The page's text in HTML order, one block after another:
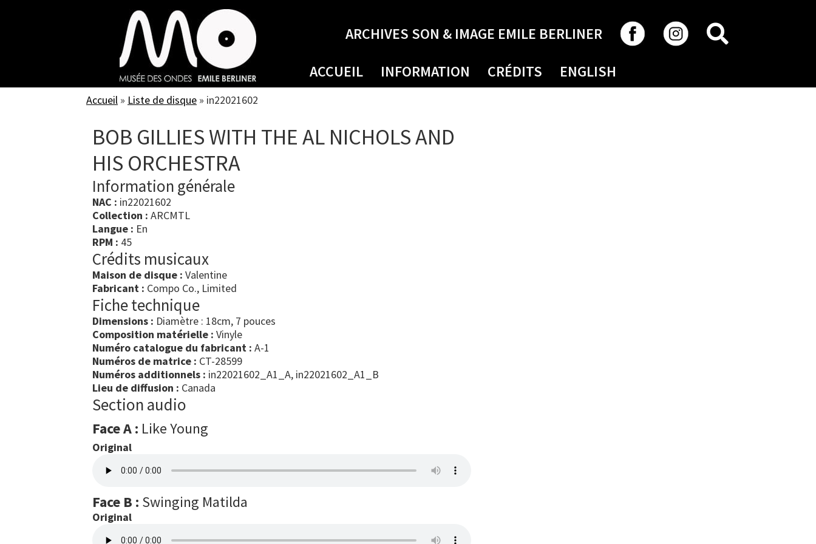
ARCHIVES SON & IMAGE EMILE BERLINER
ACCUEIL INFORMATION CRÉDITS ENGLISH
Accueil » Liste de disque » in22021602
BOB GILLIES WITH THE AL NICHOLS AND
HIS ORCHESTRA
Information générale
NAC : in22021602
Collection : ARCMTL
Langue : En
RPM : 45
Crédits musicaux
Maison de disque : Valentine
Fabricant : Compo Co., Limited
Fiche technique
Dimensions : Diamètre : 18cm, 7 pouces
Composition matérielle : Vinyle
Numéro catalogue du fabricant : A-1
Numéros de matrice : CT-28599
Numéros additionnels : in22021602_A1_A, in22021602_A1_B
Lieu de diffusion : Canada
Section audio
Face A : Like Young
Original
Face B : Swinging Matilda
Original